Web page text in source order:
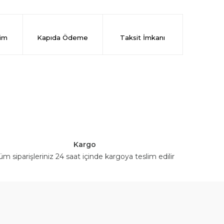
Kapıda Ödeme Taksit İmkanı
Kargo
siparişleriniz 24 saat içinde kargoya teslim edilir